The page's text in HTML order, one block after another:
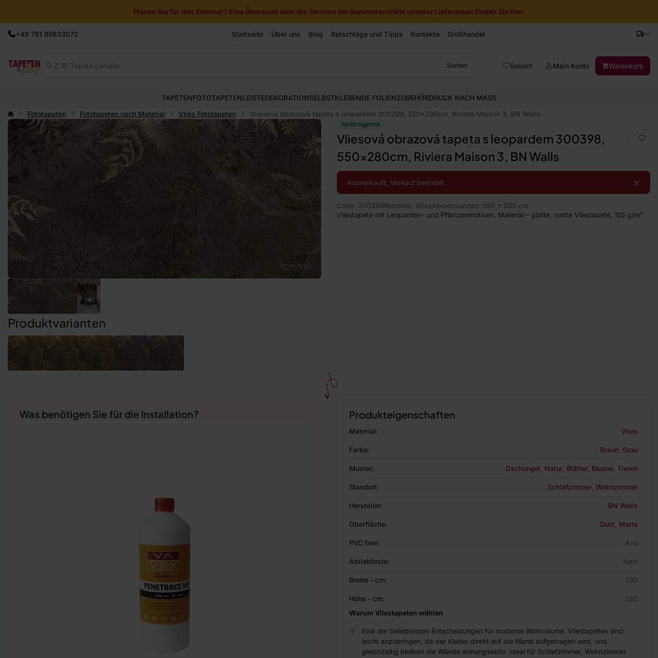
Planen Sie für den Sommer? Eine Übersicht über die Termine der Sommerausfälle unserer Lieferanten finden Sie hier.
+49 781 95633072 Startseite Über uns Blog Ratschläge und Tipps Kontakte Großhandel
Suchen Beliebt Mein Konto Warenkorb
TAPETENFOTOTAPETENLEISTEDEKORATIONSELBSTKLEBENDE FOLIENZUBEHÖRDRUCK NACH MASS
Fototapeten
Fototapeten nach Material Vlies Fototapeten Vliesová obrazová tapeta s leopardem 300398, 550x280cm, Riviera Maison 3, BN Walls
Nicht lagernd
Vliesová obrazová tapeta s leopardem 300398,
550x280cm, Riviera Maison 3, BN Walls
×
Ausverkauft, Verkauf beendet.
Code: 300398Material: VliesAbmessungen: 550 x 280 cm
Vliestapete mit Leoparden- und Pflanzenmotiven. Material – glatte, matte Vliestapete, 155 g/m²
Produktvarianten
Produkteigenschaften
Material: Vlies
Farbe: Braun Grau
Muster: Dschungel Natur Blätter, Bäume Tieren
Standort: Schlafzimmer Wohnzimmer
Hersteller: BN Walls
Oberfläche: Glatt Matte
PVC free: Ano
Abriebfeste: Nein
Breite - cm: 550
Höhe - cm:
280
Warum Vliestapeten wählen
Eine der beliebtesten Entscheidungen für moderne Wohnräume. Vliestapeten sind
leicht anzubringen, da der Kleber direkt auf die Wand aufgetragen wird, und
gleichzeitig bleiben die Wände atmungsaktiv. Ideal für Schlafzimmer, Wohnzimmer
Was benötigen Sie für die Installation?